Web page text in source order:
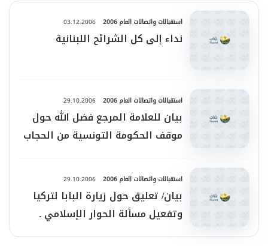
استقبالات واتصالات العام 2006 03.12.2006
نداء إلى كل الشرائح اللبنانية
استقبالات واتصالات العام 2006 29.10.2006
بيان للعلامة المرجع فضل الله حول
موقف الحكومة التونسية من الحجاب
استقبالات واتصالات العام 2006 29.10.2006
بيان/ تعليق حول زيارة البابا لتركيا
وتفعيل مسألة الحوار الإسلامي ـ
المسيحي